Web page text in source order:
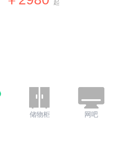
起
储物柜 网吧